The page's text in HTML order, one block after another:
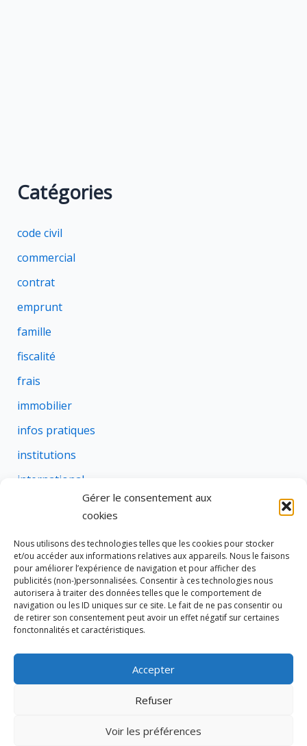
Gérer le consentement aux
cookies
Nous utilisons des technologies telles que les cookies pour stocker
et/ou accéder aux informations relatives aux appareils. Nous le faisons
pour améliorer l’expérience de navigation et pour afficher des
publicités (non-)personnalisées. Consentir à ces technologies nous
autorisera à traiter des données telles que le comportement de
navigation ou les ID uniques sur ce site. Le fait de ne pas consentir ou
de retirer son consentement peut avoir un effet négatif sur certaines
fonctonnalités et caractéristiques.
Accepter
Refuser
Voir les préférences
Catégories
code civil
commercial
contrat
emprunt
famille
fiscalité
frais
immobilier
infos pratiques
institutions
international
rural
social
succession
suretes
Tous droits réservés © 2026 Cravate de Notaire
Politique de cookies (UE)